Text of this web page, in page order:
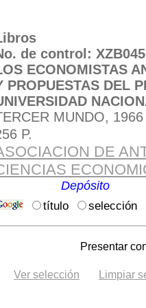
de control:
ECONOMISTAS
PROPUESTAS DEL
MUNDO, 1966
P.
DE
Depósito
título selección
Presentar
Ver selección Limpiar